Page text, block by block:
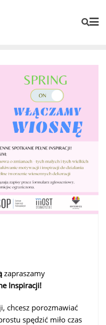
zapraszamy
Inspiracji!
chcesz porozmawiać
spędzić miło czas